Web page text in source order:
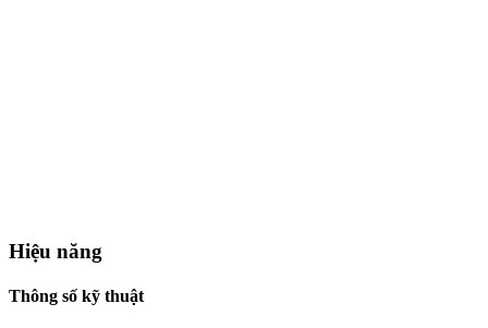
Hiệu năng
Thông số kỹ thuật